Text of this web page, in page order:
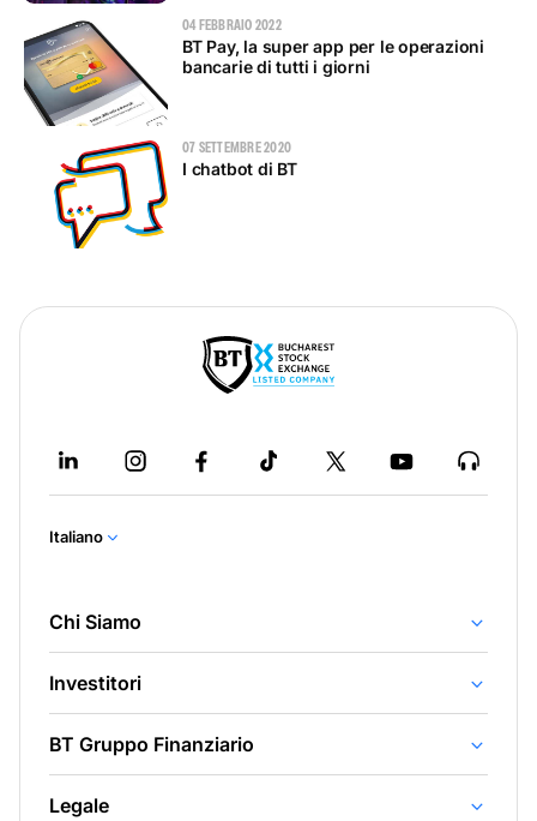
04 FEBBRAIO 2022
BT Pay, la super app per le operazioni
bancarie di tutti i giorni
07 SETTEMBRE 2020
I chatbot di BT
Italiano
Chi Siamo
Investitori
BT Gruppo Finanziario
Legale